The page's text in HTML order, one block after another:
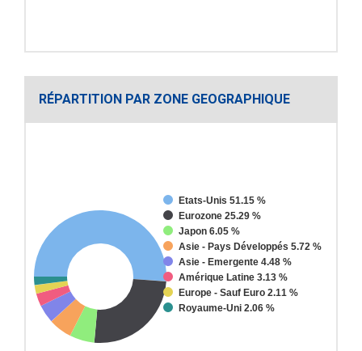
RÉPARTITION PAR ZONE GEOGRAPHIQUE
Etats-Unis 51.15 %
Eurozone 25.29 %
Japon 6.05 %
Asie - Pays Développés 5.72 %
Asie - Emergente 4.48 %
Amérique Latine 3.13 %
Europe - Sauf Euro 2.11 %
Royaume-Uni 2.06 %